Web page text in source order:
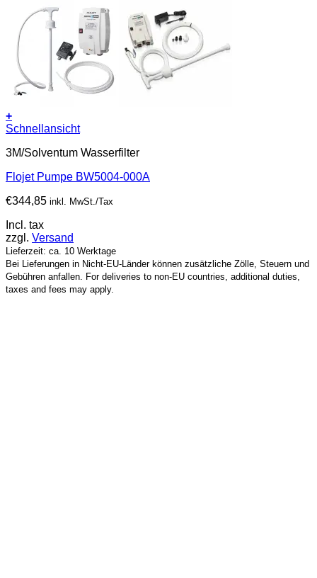
+
Schnellansicht
3M/Solventum Wasserfilter
Flojet Pumpe BW5004-000A
€344,85 inkl. MwSt./Tax
Incl. tax
zzgl. Versand
Lieferzeit: ca. 10 Werktage
Bei Lieferungen in Nicht-EU-Länder können zusätzliche Zölle, Steuern und
Gebühren anfallen. For deliveries to non-EU countries, additional duties,
taxes and fees may apply.